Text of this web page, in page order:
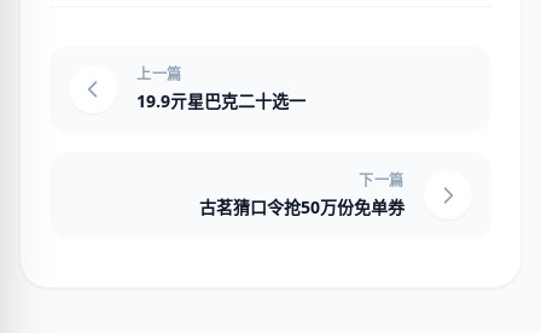
上一篇
19.9亓星巴克二十选一
下一篇
古茗猜口令抢50万份免单券